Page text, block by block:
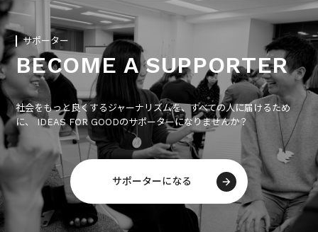
サポーター
BECOME A SUPPORTER
社会をもっと良くするジャーナリズムを、すべての人に届けるため
に、 IDEAS FOR GOODのサポーターになりませんか？
サポーターになる